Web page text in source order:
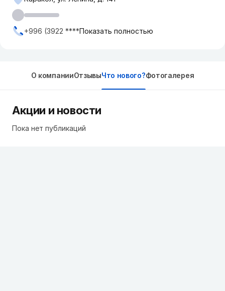
+996 (3922 ****Показать полностью
О компанииОтзывыЧто нового?Фотогалерея
Акции и новости
Пока нет публикаций